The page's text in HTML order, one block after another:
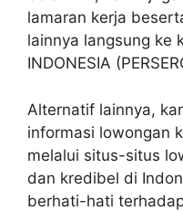
lamaran kerja
lainnya langsung ke
INDONESIA
Alternatif lainnya,
informasi lowongan
melalui situs-situs
dan kredibel di
berhati-hati